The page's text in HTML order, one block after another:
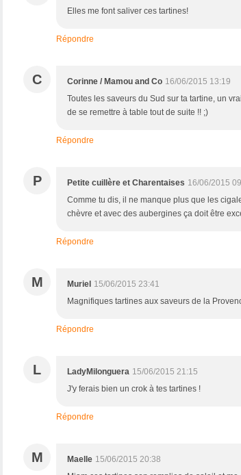
Elles me font saliver ces tartines!
Répondre
C Corinne / Mamou and Co 16/06/2015 13:19
Toutes les saveurs du Sud sur ta tartine, un
de se remettre à table tout de suite !! ;)
Répondre
P Petite cuillère et Charentaises 16/06/2015
Comme tu dis, il ne manque plus que les
chèvre et avec des aubergines ça doit être
Répondre
M Muriel 15/06/2015 23:41
Magnifiques tartines aux saveurs de la
Répondre
L LadyMilonguera 15/06/2015 21:15
J'y ferais bien un crok à tes tartines !
Répondre
M Maelle 15/06/2015 20:38